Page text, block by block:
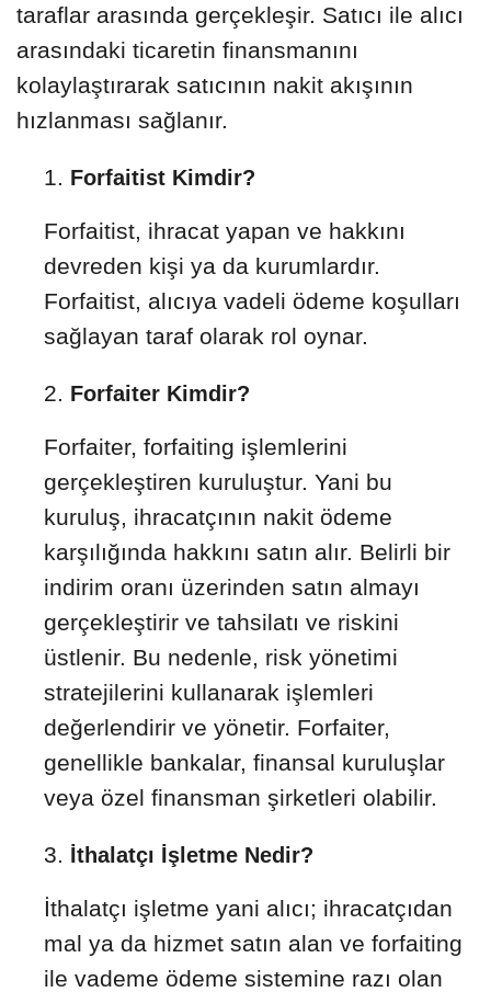
taraflar arasında gerçekleşir. Satıcı ile alıcı
arasındaki ticaretin finansmanını
kolaylaştırarak satıcının nakit akışının
hızlanması sağlanır.
Forfaitist Kimdir?
Forfaitist, ihracat yapan ve hakkını
devreden kişi ya da kurumlardır.
Forfaitist, alıcıya vadeli ödeme koşulları
sağlayan taraf olarak rol oynar.
Forfaiter Kimdir?
Forfaiter, forfaiting işlemlerini
gerçekleştiren kuruluştur. Yani bu
kuruluş, ihracatçının nakit ödeme
karşılığında hakkını satın alır. Belirli bir
indirim oranı üzerinden satın almayı
gerçekleştirir ve tahsilatı ve riskini
üstlenir. Bu nedenle, risk yönetimi
stratejilerini kullanarak işlemleri
değerlendirir ve yönetir. Forfaiter,
genellikle bankalar, finansal kuruluşlar
veya özel finansman şirketleri olabilir.
İthalatçı İşletme Nedir?
İthalatçı işletme yani alıcı; ihracatçıdan
mal ya da hizmet satın alan ve forfaiting
ile vademe ödeme sistemine razı olan